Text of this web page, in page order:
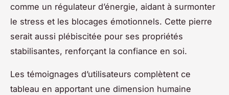
comme un régulateur d’énergie, aidant à surmonter
le stress et les blocages émotionnels. Cette pierre
serait aussi plébiscitée pour ses propriétés
stabilisantes, renforçant la confiance en soi.
Les témoignages d’utilisateurs complètent ce
tableau en apportant une dimension humaine